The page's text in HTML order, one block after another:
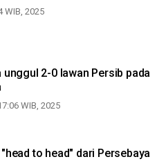
WIB, 2025
unggul 2-0 lawan Persib pada
WIB, 2025
Persija unggul "head to head" dari Persebaya